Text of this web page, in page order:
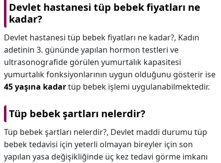
Devlet hastanesi tüp bebek fiyatları ne
kadar?
Devlet hastanesi tüp bebek fiyatları ne kadar?, Kadın
adetinin 3. gününde yapılan hormon testleri ve
ultrasonografide görülen yumurtalık kapasitesi
yumurtalık fonksiyonlarının uygun olduğunu gösterir ise
45 yaşına kadartüp bebek işlemi uygulanabilmektedir.
Tüp bebek şartları nelerdir?
Tüp bebek şartları nelerdir?, Devlet maddi durumu tüp
bebek tedavisi için yeterli olmayan bireyler için son
yapılan yasa değişikliğinde üç kez tedavi görme imkanı